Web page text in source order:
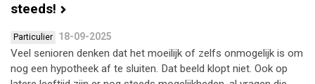
steeds!
Particulier 18-09-2025
Veel senioren denken dat het moeilijk of zelfs onmogelijk is om
nog een hypotheek af te sluiten. Dat beeld klopt niet. Ook op